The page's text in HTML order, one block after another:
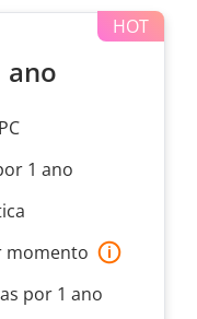
ano
1 ano
momento
por 1 ano